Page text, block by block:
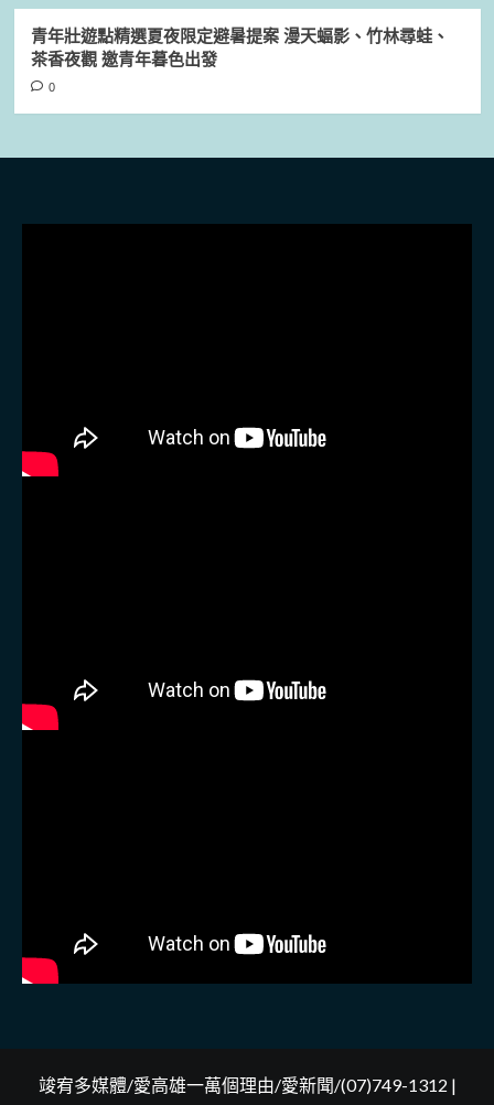
青年壯遊點精選夏夜限定避暑提案 漫天蝠影、竹林尋蛙、
茶香夜觀 邀青年暮色出發
0
竣宥多媒體/愛高雄一萬個理由/愛新聞/(07)749-1312 |